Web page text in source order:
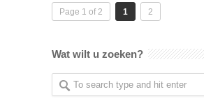
Page 1 of 2 1 2
Wat wilt u zoeken?